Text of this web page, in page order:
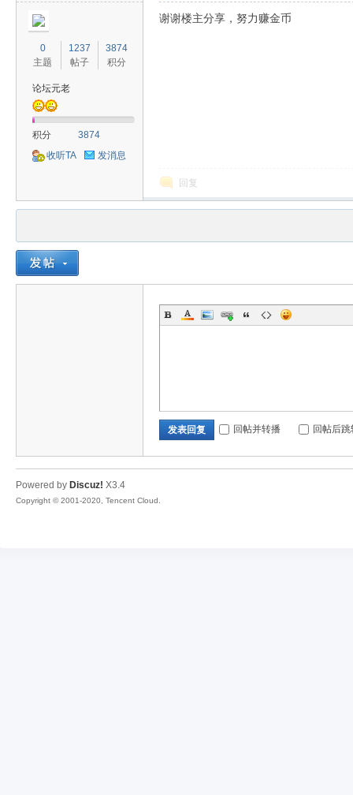
0
主题
1237
帖子
3874
积分
论坛元老
积分
3874
收听TA
发消息
谢谢楼主分享，努力赚金币
回复
发表回复 回帖并转播 回帖后
Powered by Discuz! X3.4
Copyright © 2001-2020, Tencent Cloud.